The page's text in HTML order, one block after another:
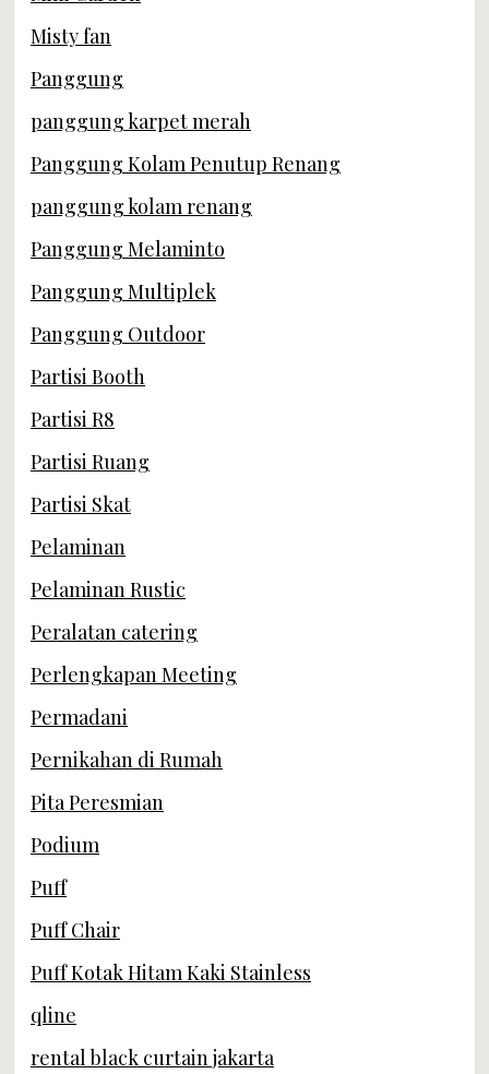
Misty fan
Panggung
panggung karpet merah
Panggung Kolam Penutup Renang
panggung kolam renang
Panggung Melaminto
Panggung Multiplek
Panggung Outdoor
Partisi Booth
Partisi R8
Partisi Ruang
Partisi Skat
Pelaminan
Pelaminan Rustic
Peralatan catering
Perlengkapan Meeting
Permadani
Pernikahan di Rumah
Pita Peresmian
Podium
Puff
Puff Chair
Puff Kotak Hitam Kaki Stainless
qline
rental black curtain jakarta